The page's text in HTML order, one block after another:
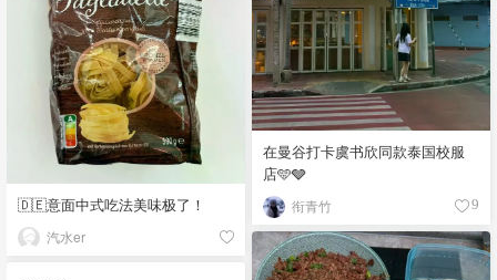
在曼谷打卡虞书欣同款泰国校服
店🩵🩶
衔青竹 9
🇩🇪意面中式吃法美味极了！
汽水er